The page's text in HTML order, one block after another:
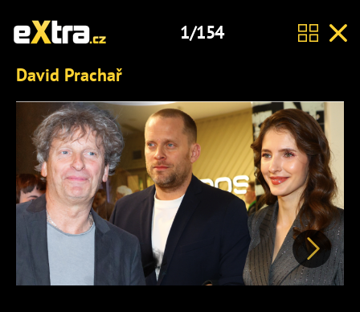
1/154
David Prachař
Další